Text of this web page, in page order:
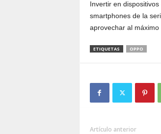
Invertir en
smartphones de la
aprovechar al
ETIQUETAS OPPO
Artículo anterior